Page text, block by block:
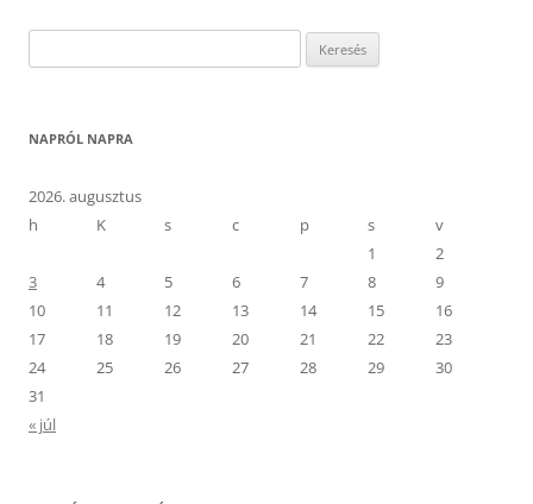
NAPRÓL NAPRA
2026. augusztus
h
K s c p s
v
1
2
3
4 5 6 7 8
9
10
11 12 13 14 15
16
17
18 19 20 21 22
23
24
25 26 27 28 29
30
31
« júl